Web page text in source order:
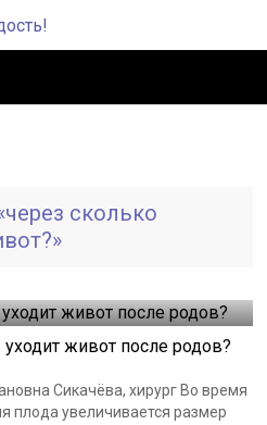
сколько
живот после родов?
Сикачёва, хирург Во время
плода увеличивается размер